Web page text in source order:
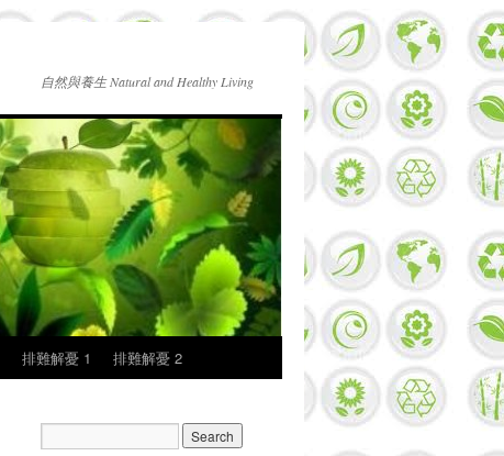
自然與養生 Natural and Healthy Living
排難解憂 1 排難解憂 2